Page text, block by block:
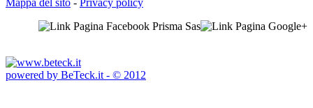
powered by BeTeck.it - © 2012